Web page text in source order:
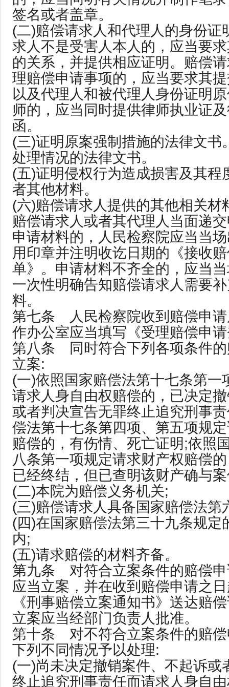
签名或者盖章。
(二)赔偿请求人和代理人的身份证
求人不是受害人本人的，应当要
的关系，并提供相应证明。赔偿
理赔偿申请事项的，应当要求其
以及代理人和被代理人身份证明
师的，应当同时提供律师执业证
函。
(三)证明原案强制措施的法律文书
处理情况的法律文书。
(五)证明侵权行为造成损害及其程
者其他材料。
(六)赔偿请求人提供的其他相关材
赔偿请求人或者其代理人当面递
申请材料的，人民检察院应当当
用印章并注明收讫日期的《接收
单》。申请材料不齐全的，应当
一次性明确告知赔偿请求人需要
料。
第七条 人民检察院收到赔偿申请
作办公室应当填写《受理赔偿申
第八条 同时符合下列各项条件的
立案:
(一)依照国家赔偿法第十七条第一
请求人身自由权赔偿的，已决定
或者判决宣告无罪终止追究刑事
偿法第十七条第四项、第五项规
赔偿的，有伤情、死亡证明;依照
八条第一项规定请求财产权赔偿
已经终结，但已查明该财产确与
(二)本院为赔偿义务机关;
(三)赔偿请求人具备国家赔偿法第
(四)在国家赔偿法第三十九条规定
内;
(五)请求赔偿的材料齐备。
第九条 对符合立案条件的赔偿申
应当立案，并在收到赔偿申请之
《刑事赔偿立案通知书》送达赔
立案应当经部门负责人批准。
第十条 对不符合立案条件的赔偿
下列不同情况予以处理:
(一)尚未决定撤销案件、不起诉或
终止追究刑事责任而请求人身自